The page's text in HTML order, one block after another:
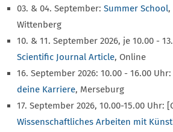
03. & 04. September: Summer School,
Wittenberg
10. & 11. September 2026, je 10.00 -
Scientific Journal Article, Online
16. September 2026: 10.00 - 16.00 Uhr:
deine Karriere, Merseburg
17. September 2026, 10.00-15.00 Uhr:
Wissenschaftliches Arbeiten mit